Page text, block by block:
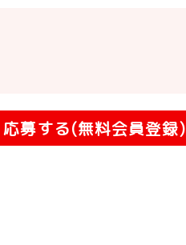
応募する(無料会員登録)